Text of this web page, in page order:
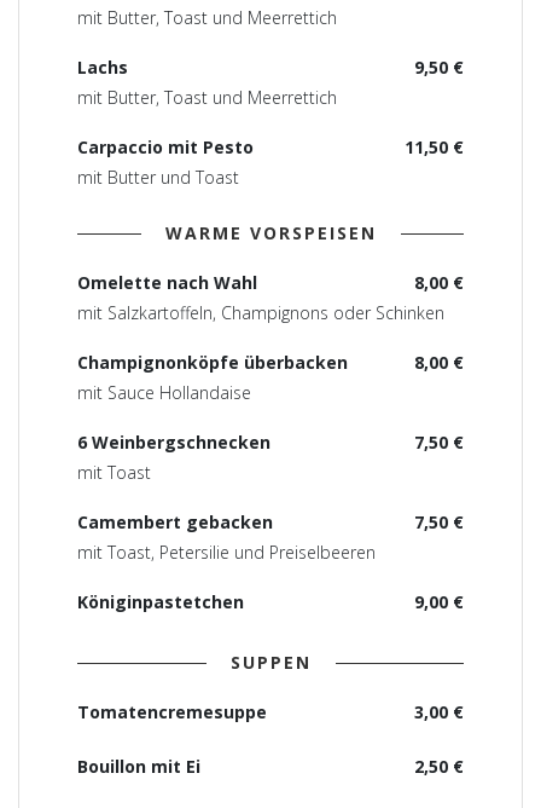
mit Butter, Toast und Meerrettich
9,50 €
Lachs
mit Butter, Toast und Meerrettich
11,50 €
Carpaccio mit Pesto
mit Butter und Toast
WARME VORSPEISEN
8,00 €
Omelette nach Wahl
mit Salzkartoffeln, Champignons oder Schinken
8,00 €
Champignonköpfe überbacken
mit Sauce Hollandaise
7,50 €
6 Weinbergschnecken
mit Toast
7,50 €
Camembert gebacken
mit Toast, Petersilie und Preiselbeeren
9,00 €
Königinpastetchen
SUPPEN
3,00 €
Tomatencremesuppe
2,50 €
Bouillon mit Ei